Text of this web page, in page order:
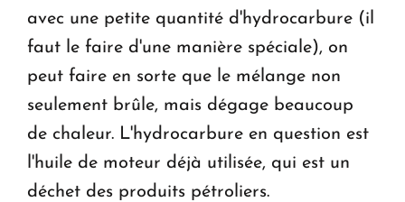
avec une petite quantité d'hydrocarbure (il
faut le faire d'une manière spéciale), on
peut faire en sorte que le mélange non
seulement brûle, mais dégage beaucoup
de chaleur. L'hydrocarbure en question est
l'huile de moteur déjà utilisée, qui est un
déchet des produits pétroliers.